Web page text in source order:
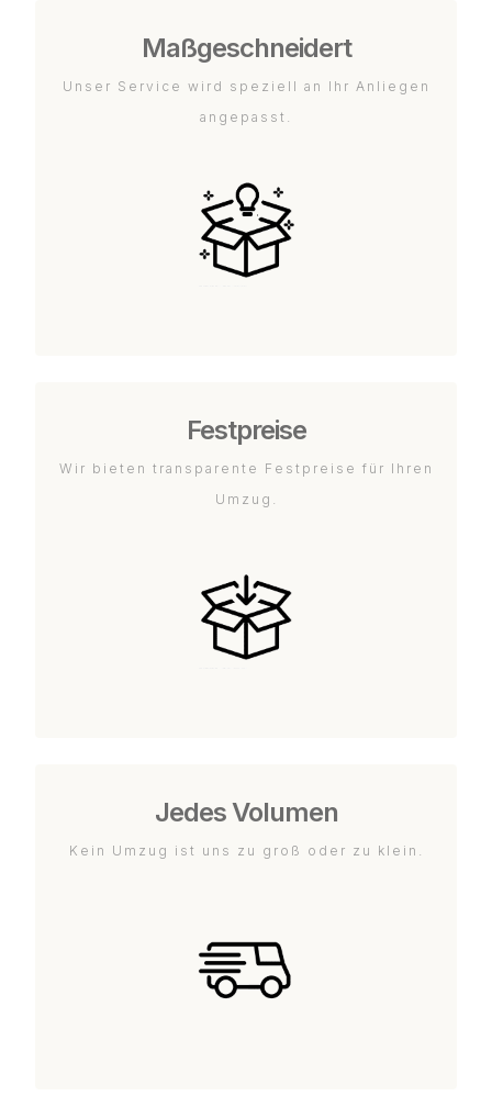
Maßgeschneidert
Unser Service wird speziell an Ihr Anliegen
angepasst.
Festpreise
Wir bieten transparente Festpreise für Ihren
Umzug.
Jedes Volumen
Kein Umzug ist uns zu groß oder zu klein.